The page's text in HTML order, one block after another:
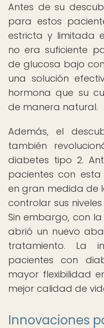
Antes de su
para estos
estricta y limitada
no era suficiente
de glucosa bajo
una solución
hormona que su
de manera natural.
Además, el
también
diabetes tipo 2.
pacientes con
en gran medida de
controlar sus
Sin embargo, con
abrió un nuevo
tratamiento. La
pacientes con
mayor flexibilidad
mejor calidad de
Innovaciones